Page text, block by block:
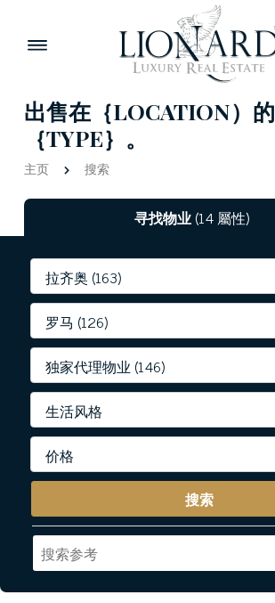
出售在｛LOCATION）的
｛TYPE｝。
主页 搜索
寻找物业(14 屬性)
搜索